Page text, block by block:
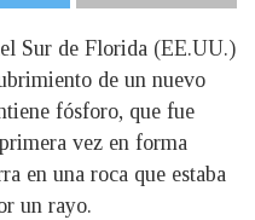
Sur de Florida (EE.UU.)
de un nuevo
fósforo, que fue
vez en forma
en una roca que estaba
un rayo.